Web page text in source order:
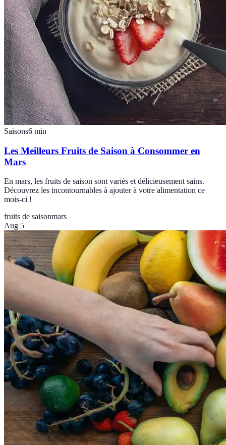
Saisons6 min
Les Meilleurs Fruits de Saison à Consommer en
Mars
En mars, les fruits de saison sont variés et délicieusement sains.
Découvrez les incontournables à ajouter à votre alimentation ce
mois-ci !
fruits de saisonmars
Aug 5